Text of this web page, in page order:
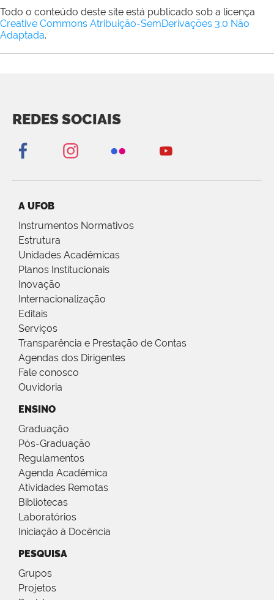
Todo o conteúdo deste site está publicado sob a licença
Creative Commons Atribuição-SemDerivações 3.0 Não
Adaptada.
REDES SOCIAIS
A UFOB
Instrumentos Normativos
Estrutura
Unidades Acadêmicas
Planos Institucionais
Inovação
Internacionalização
Editais
Serviços
Transparência e Prestação de Contas
Agendas dos Dirigentes
Fale conosco
Ouvidoria
ENSINO
Graduação
Pós-Graduação
Regulamentos
Agenda Acadêmica
Atividades Remotas
Bibliotecas
Laboratórios
Iniciação à Docência
PESQUISA
Grupos
Projetos